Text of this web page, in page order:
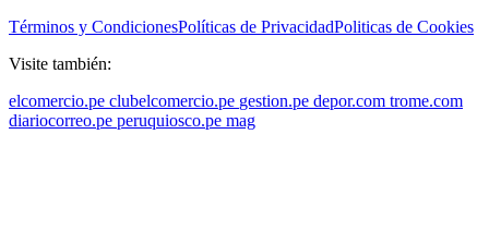
Términos y CondicionesPolíticas de PrivacidadPoliticas de Cookies
Visite también:
elcomercio.pe clubelcomercio.pe gestion.pe depor.com trome.com
diariocorreo.pe peruquiosco.pe mag